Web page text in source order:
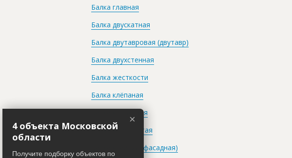
Балка главная
Балка двускатная
Балка двутавровая (двутавр)
Балка двухстенная
Балка жесткости
Балка клёпаная
Балка коньковая
Балка коробчатая
Балка крайняя (фасадная)
×
4 объекта Московской
области
Получите подборку объектов по